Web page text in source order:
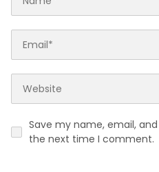
Save my name, email,
the next time I comment.